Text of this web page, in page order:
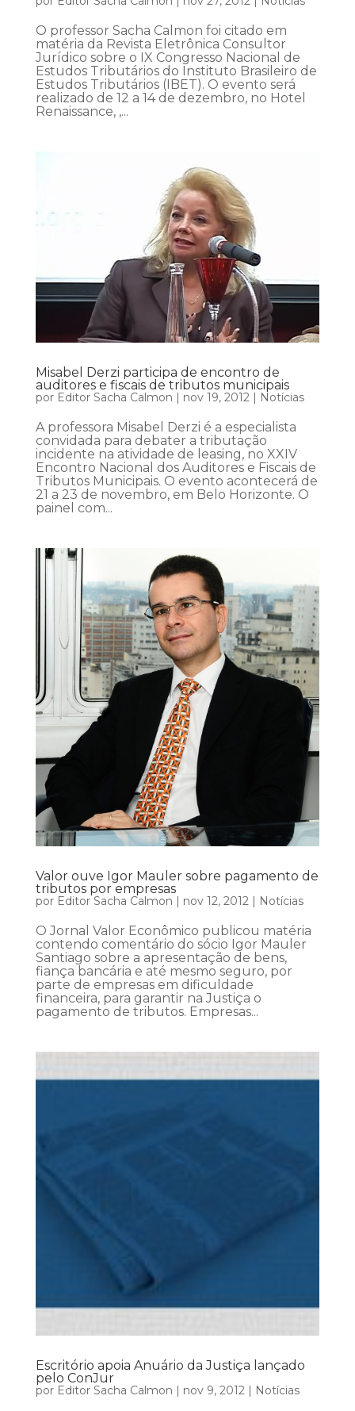
O professor Sacha Calmon foi citado em
matéria da Revista Eletrônica Consultor
Jurídico sobre o IX Congresso Nacional de
Estudos Tributários do Instituto Brasileiro de
Estudos Tributários (IBET). O evento será
realizado de 12 a 14 de dezembro, no Hotel
Renaissance, ,...
Misabel Derzi participa de encontro de
auditores e fiscais de tributos municipais
por Editor Sacha Calmon | nov 19, 2012| Notícias
A professora Misabel Derzi é a especialista
convidada para debater a tributação
incidente na atividade de leasing, no XXIV
Encontro Nacional dos Auditores e Fiscais de
Tributos Municipais. O evento acontecerá de
21 a 23 de novembro, em Belo Horizonte. O
painel com...
Valor ouve Igor Mauler sobre pagamento de
tributos por empresas
por Editor Sacha Calmon | nov 12, 2012 | Notícias
O Jornal Valor Econômico publicou matéria
contendo comentário do sócio Igor Mauler
Santiago sobre a apresentação de bens,
fiança bancária e até mesmo seguro, por
parte de empresas em dificuldade
financeira, para garantir na Justiça o
pagamento de tributos. Empresas...
Escritório apoia Anuário da Justiça lançado
pelo ConJur
por Editor Sacha Calmon | nov 9, 2012| Notícias